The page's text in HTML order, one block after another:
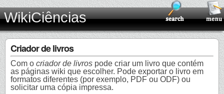
WikiCiências
Criador de livros
Com o criador de livros pode criar um livro que contém
as páginas wiki que escolher. Pode exportar o livro em
formatos diferentes (por exemplo, PDF ou ODF) ou
solicitar uma cópia impressa.